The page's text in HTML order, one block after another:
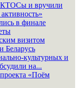
КТОСы и вручили
в финале
визитом
Беларусь
культурных и
на...
«Поём